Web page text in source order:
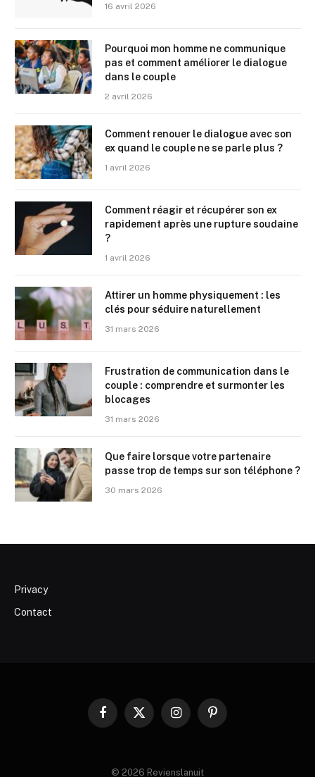
16 avril 2026
Pourquoi mon homme ne communique
pas et comment améliorer le dialogue
dans le couple
2 avril 2026
Comment renouer le dialogue avec son
ex quand le couple ne se parle plus ?
1 avril 2026
Comment réagir et récupérer son ex
rapidement après une rupture soudaine
?
1 avril 2026
Attirer un homme physiquement : les
clés pour séduire naturellement
31 mars 2026
Frustration de communication dans le
couple : comprendre et surmonter les
blocages
31 mars 2026
Que faire lorsque votre partenaire
passe trop de temps sur son téléphone ?
30 mars 2026
Privacy
Contact
Facebook
X
InstagramPinterest
© 2026 Revienslanuit